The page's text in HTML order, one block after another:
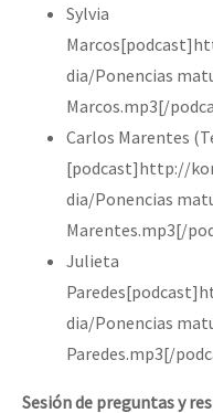
Sylvia
dia/Ponencias
Marcos.mp3[/
Carlos Marentes
[podcast]http://
dia/Ponencias
Marentes.mp3[/
Julieta
dia/Ponencias
Paredes.mp3[/
Sesión de preguntas y